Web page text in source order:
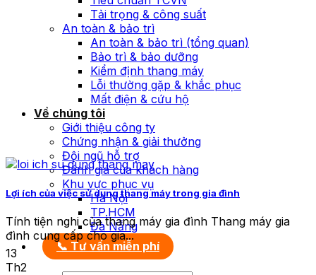
Tải trọng & công suất
An toàn & bảo trì
An toàn & bảo trì (tổng quan)
Bảo trì & bảo dưỡng
Kiểm định thang máy
Lỗi thường gặp & khắc phục
Mất điện & cứu hộ
Về chúng tôi
Giới thiệu công ty
Chứng nhận & giải thưởng
Đội ngũ hỗ trợ
Đánh giá của khách hàng
Khu vực phục vụ
Hà Nội
TP.HCM
Đà Nẵng
📞 Tư vấn miễn phí
Lợi ích của việc sử dụng thang máy trong gia đình
Tính tiện nghi của thang máy gia đình Thang máy gia
đình cung cấp cho gia...
13
Th2